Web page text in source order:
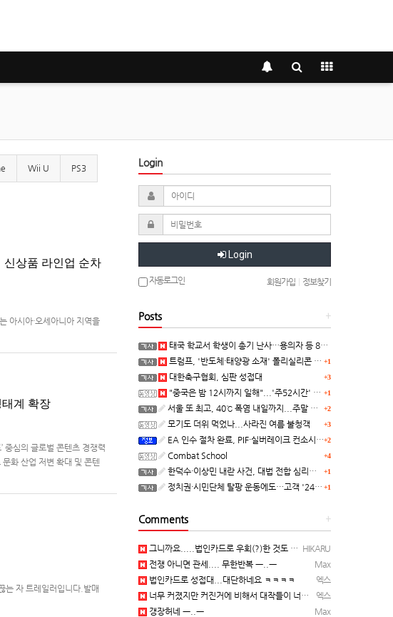
Wii U PS3
신상품 라인업 순차
아시아·오세아니아 지역을
계 확장
중심의 글로벌 콘텐츠 경쟁력
화 산업 저변 확대 및 콘텐
자 트레일러입니다.발매
Login
Login
자동로그인 회원가입 정보찾기
+
Posts
태국 학교서 학생이 총기 난사…용의자 등 8명 숨져
+1
트럼프, '반도체·태양광 소재' 폴리실리콘 파생 제품에 15% 관세...한국 기업도 영향
+3
대한축구협회, 심판 성접대
+1
"중국은 밤 12시까지 일해"...'주52시간' 손볼까
+2
서울 또 최고, 40℃ 폭염 내일까지...주말 동쪽 비바람
+3
모기도 더위 먹었나...사라진 여름 불청객
+2
EA 인수 절차 완료, PIF·실버레이크 컨소시엄 산하 편입
+4
Combat School
+1
한덕수·이상민 내란 사건, 대법 전합 심리…"역사적 사법평가"(종합)
+1
정치권·시민단체 탈팡 운동에도…고객 '2470만명' 원상 회복, "고물가에 돌팡"
+
Comments
HIKARU
그니까요.....법인카드로 우회(?)한 것도 아니고, 대놓고...ㅋ ㅋ)
Max
전쟁 아니면 관세.... 무한반복 ㅡ..ㅡ
엑스
법인카드로 성접대...대단하네요 ㅋㅋㅋㅋ
엑스
너무 커졌지만 커진거에 비해서 대작들이 너무 줄었죠.........
Max
갱장허네 ㅡ..ㅡ